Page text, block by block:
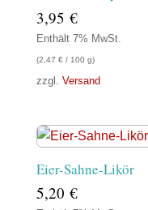
3,95 €
Enthält 7% MwSt.
(2,47 €/ 100 g)
zzgl. Versand
Eier-Sahne-Likör
5,20 €